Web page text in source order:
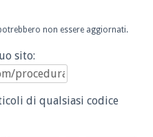
non essere aggiornati.
sito:
di qualsiasi codice